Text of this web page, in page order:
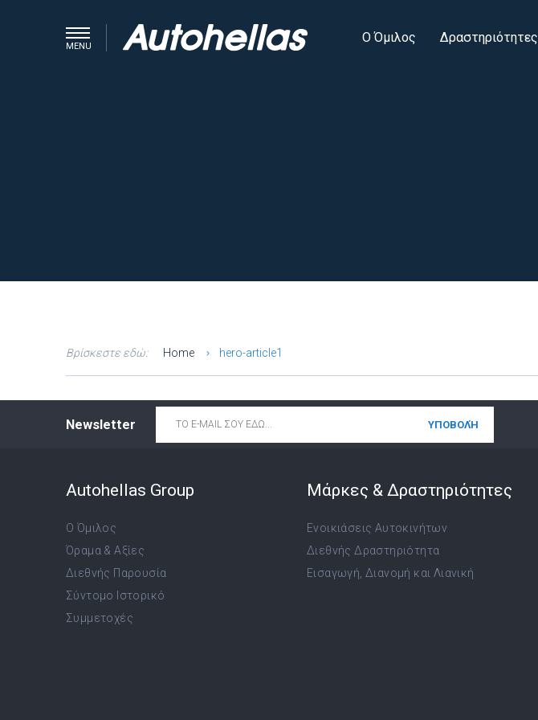
MENU
Ο Όμιλος Δραστηριότητες
Βρίσκεστε εδώ: Home hero-article1
Newsletter
Autohellas Group
Ο Όμιλος
Όραμα & Αξίες
Διεθνής Παρουσία
Σύντομο Ιστορικό
Συμμετοχές
Μάρκες & Δραστηριότητες
Ενοικιάσεις Αυτοκινήτων
Διεθνής Δραστηριότητα
Εισαγωγή, Διανομή και Λιανική